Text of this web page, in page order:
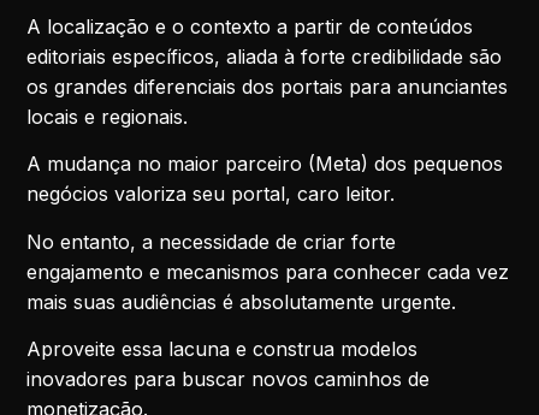
A localização e o contexto a partir de conteúdos
editoriais específicos, aliada à forte credibilidade são
os grandes diferenciais dos portais para anunciantes
locais e regionais.
A mudança no maior parceiro (Meta) dos pequenos
negócios valoriza seu portal, caro leitor.
No entanto, a necessidade de criar forte
engajamento e mecanismos para conhecer cada vez
mais suas audiências é absolutamente urgente.
Aproveite essa lacuna e construa modelos
inovadores para buscar novos caminhos de
monetização.